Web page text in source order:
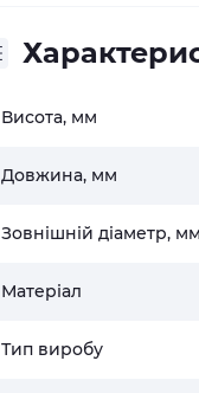
Висота, мм
Довжина, мм
Зовнішній діаметр, мм
Матеріал
Тип виробу